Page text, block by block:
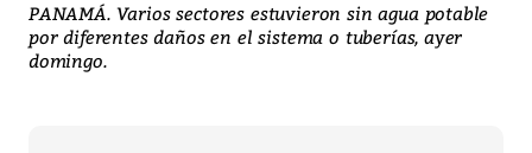
PANAMÁ. Varios sectores estuvieron sin agua potable
por diferentes daños en el sistema o tuberías, ayer
domingo.